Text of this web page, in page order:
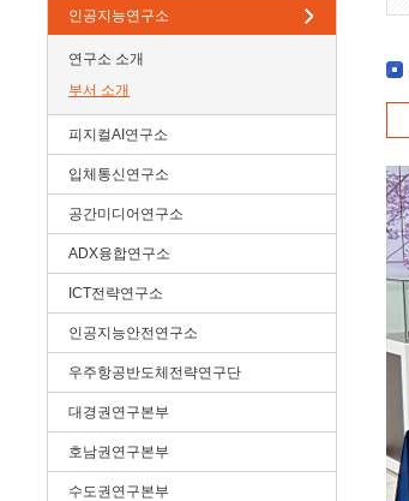
인공지능연구소
연구소 소개
부서 소개
피지컬AI연구소
입체통신연구소
공간미디어연구소
ADX융합연구소
ICT전략연구소
인공지능안전연구소
우주항공반도체전략연구단
대경권연구본부
호남권연구본부
수도권연구본부